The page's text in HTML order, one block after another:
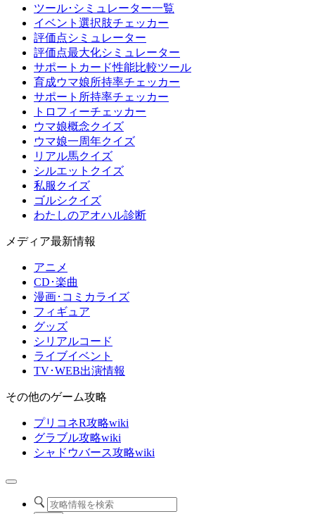
ツール･シミュレーター一覧
イベント選択肢チェッカー
評価点シミュレーター
評価点最大化シミュレーター
サポートカード性能比較ツール
育成ウマ娘所持率チェッカー
サポート所持率チェッカー
トロフィーチェッカー
ウマ娘概念クイズ
ウマ娘一周年クイズ
リアル馬クイズ
シルエットクイズ
私服クイズ
ゴルシクイズ
わたしのアオハル診断
メディア最新情報
アニメ
CD･楽曲
漫画･コミカライズ
フィギュア
グッズ
シリアルコード
ライブイベント
TV･WEB出演情報
その他のゲーム攻略
プリコネR攻略wiki
グラブル攻略wiki
シャドウバース攻略wiki